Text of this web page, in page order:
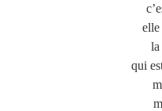
elle
la
qui